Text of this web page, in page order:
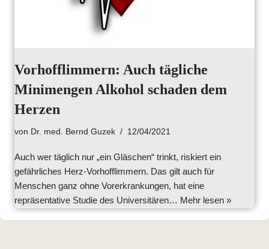
Vorhofflimmern: Auch tägliche
Minimengen Alkohol schaden dem
Herzen
von Dr. med. Bernd Guzek 12/04/2021
Auch wer täglich nur „ein Gläschen“ trinkt, riskiert ein
gefährliches Herz-Vorhofflimmern. Das gilt auch für
Menschen ganz ohne Vorerkrankungen, hat eine
repräsentative Studie des Universitären… Mehr lesen »